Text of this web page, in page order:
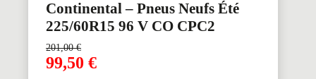
Continental – Pneus Neufs Été
225/60R15 96 V CO CPC2
201,00€
99,50 €